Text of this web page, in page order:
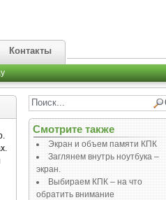
Контакты
Смотрите также
Экран и объем памяти КПК
Заглянем внутрь ноутбука –
экран.
Выбираем КПК – на что
обратить внимание